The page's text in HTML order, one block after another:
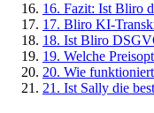
16. Fazit: Ist Bliro
17. Bliro KI-
18. Ist Bliro
19. Welche
20. Wie
21 . Ist Sally die